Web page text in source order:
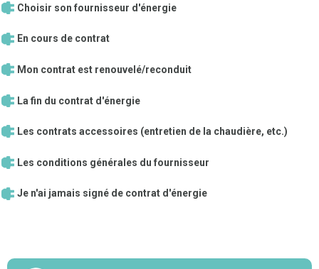
Choisir son fournisseur d'énergie
En cours de contrat
Mon contrat est renouvelé/reconduit
La fin du contrat d'énergie
Les contrats accessoires (entretien de la chaudière, etc.)
Les conditions générales du fournisseur
Je n'ai jamais signé de contrat d'énergie